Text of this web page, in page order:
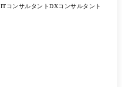
ITコンサルタントDXコンサルタント